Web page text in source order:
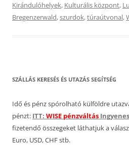
Kirándulóhelyek, Kulturális központ,
Bregenzerwald,szurdok,túraútvonal,
SZÁLLÁS KERESÉS ÉS UTAZÁS SEGÍTSÉG
Idő és pénz spórolható külföldre
pénzt: ITT: WISE pénzváltás
fizetendő összegeket láthatjuk a
Euro, USD, CHF stb.